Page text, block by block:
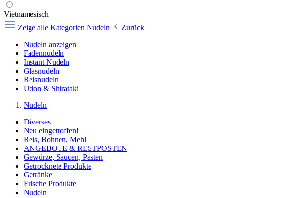
Vietnamesisch
Zeige alle Kategorien Nudeln
Zurück
Nudeln anzeigen
Fadennudeln
Instant Nudeln
Glasnudeln
Reisnudeln
Udon & Shirataki
Nudeln
Diverses
Neu eingetroffen!
Reis, Bohnen, Mehl
ANGEBOTE & RESTPOSTEN
Gewürze, Saucen, Pasten
Getrocknete Produkte
Getränke
Frische Produkte
Nudeln